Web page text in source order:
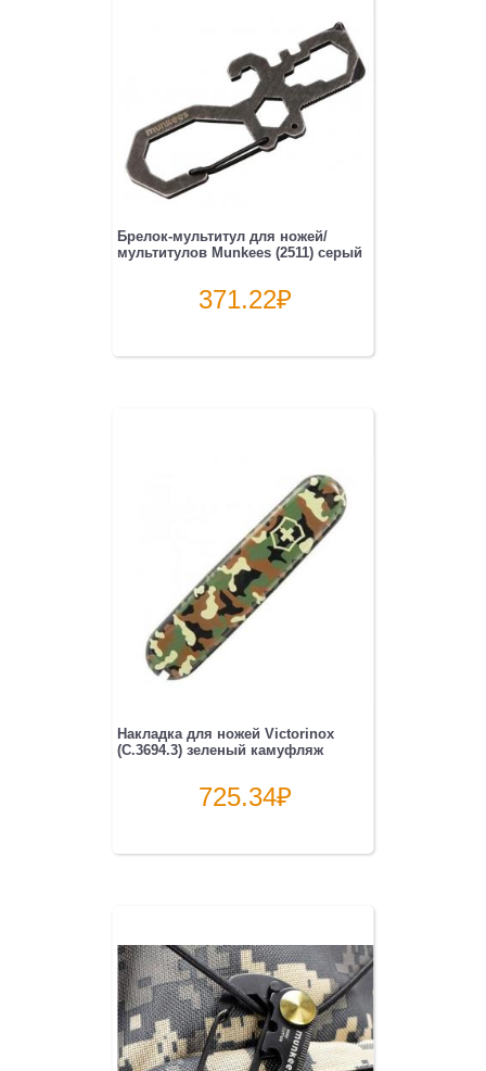
Брелок-мультитул для ножей/
мультитулов Munkees (2511) серый
371.22₽
Накладка для ножей Victorinox
(C.3694.3) зеленый камуфляж
725.34₽